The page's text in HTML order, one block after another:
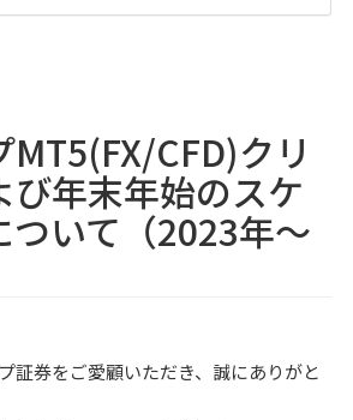
MT5(FX/CFD)クリ
び年末年始のスケ
ついて（2023年～
証券をご愛顧いただき、誠にありがと